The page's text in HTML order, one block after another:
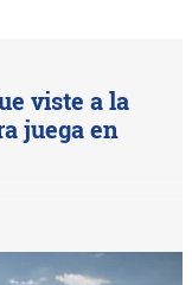
viste a la
juega en